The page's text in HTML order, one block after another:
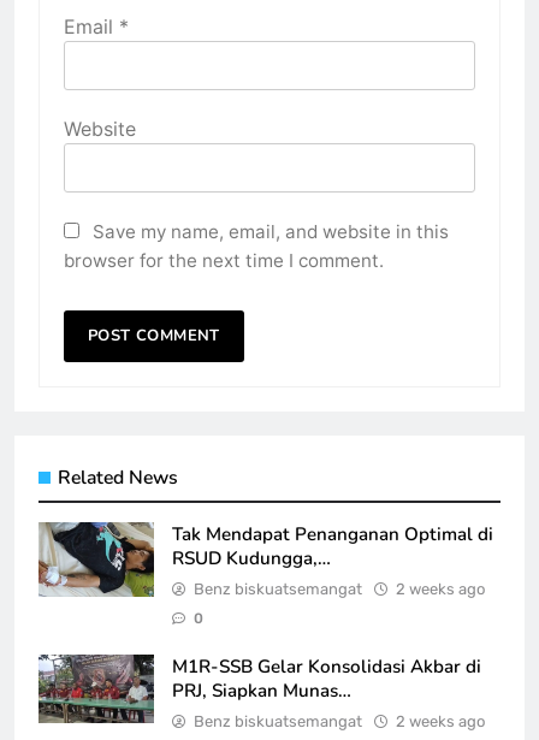
Email *
Website
Save my name, email, and website in this
browser for the next time I comment.
Related News
Tak Mendapat Penanganan Optimal di
RSUD Kudungga,…
Benz biskuatsemangat 2 weeks ago
0
M1R-SSB Gelar Konsolidasi Akbar di
PRJ, Siapkan Munas…
Benz biskuatsemangat 2 weeks ago